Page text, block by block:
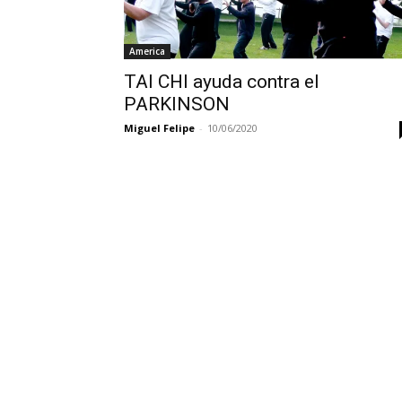
America
TAI CHI ayuda contra el
PARKINSON
Miguel Felipe - 10/06/2020